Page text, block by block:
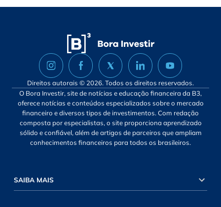
Direitos autorais © 2026. Todos os direitos reservados.
O Bora Investir, site de notícias e educação financeira da B3,
oferece notícias e conteúdos especializados sobre o mercado
financeiro e diversos tipos de investimentos. Com redação
composta por especialistas, o site proporciona aprendizado
sólido e confiável, além de artigos de parceiros que ampliam
conhecimentos financeiros para todos os brasileiros.
SAIBA MAIS